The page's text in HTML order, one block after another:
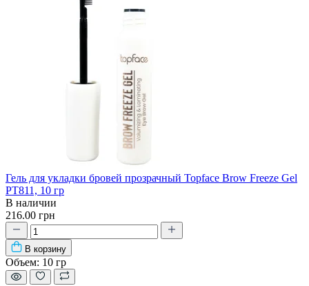
Гель для укладки бровей прозрачный Topface Brow Freeze Gel
PT811, 10 гр
В наличии
216.00 грн
В корзину
Объем: 10 гр